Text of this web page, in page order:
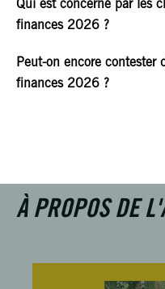
Qui est concerné par les
finances 2026 ?
Peut-on encore contester
finances 2026 ?
À PROPOS DE